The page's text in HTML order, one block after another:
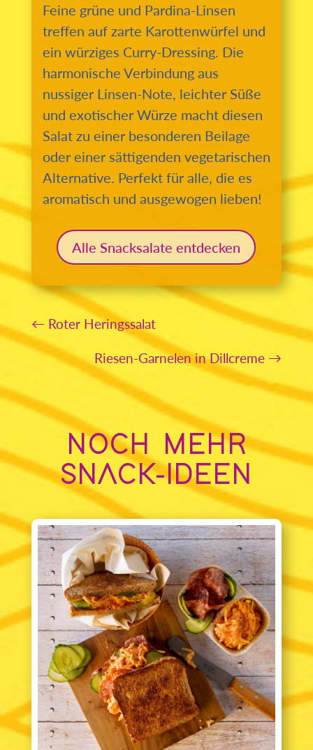
Feine grüne und Pardina-Linsen
treffen auf zarte Karottenwürfel und
ein würziges Curry-Dressing. Die
harmonische Verbindung aus
nussiger Linsen-Note, leichter Süße
und exotischer Würze macht diesen
Salat zu einer besonderen Beilage
oder einer sättigenden vegetarischen
Alternative. Perfekt für alle, die es
aromatisch und ausgewogen lieben!
Alle Snacksalate entdecken
← Roter Heringssalat
Riesen-Garnelen in Dillcreme →
NOCH MEHR
SNACK-IDEEN